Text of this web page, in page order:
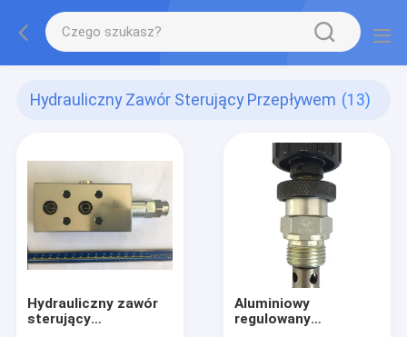
Hydrauliczny Zawór Sterujący Przepływem (13)
Hydrauliczny zawór
sterujący
Aluminiowy
regulowany